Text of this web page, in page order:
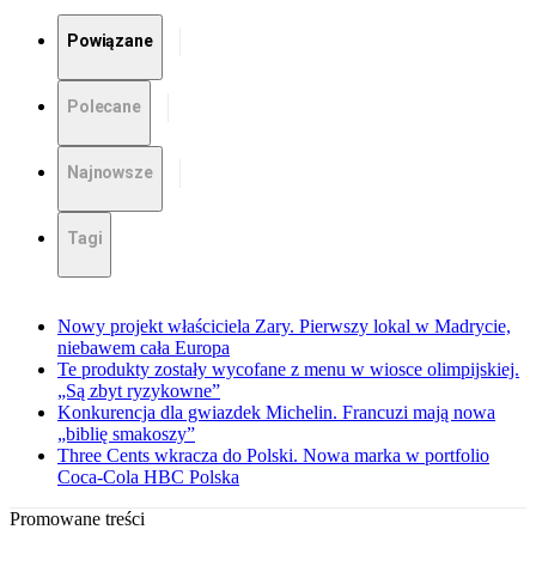
Powiązane
Polecane
Najnowsze
Tagi
Nowy projekt właściciela Zary. Pierwszy lokal w Madrycie,
niebawem cała Europa
Te produkty zostały wycofane z menu w wiosce olimpijskiej.
„Są zbyt ryzykowne”
Konkurencja dla gwiazdek Michelin. Francuzi mają nowa
„biblię smakoszy”
Three Cents wkracza do Polski. Nowa marka w portfolio
Coca-Cola HBC Polska
Promowane treści